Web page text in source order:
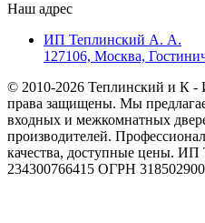
Наш адрес
ИП Теплинский А. А.
127106, Москва,
© 2010-2026 Теплинский и К -
права защищены. Мы
входных и межкомнатных
производителей.
качества, доступные цены.
234300766415 ОГРН